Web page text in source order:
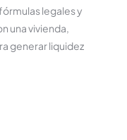
legales y
una vivienda,
generar liquidez